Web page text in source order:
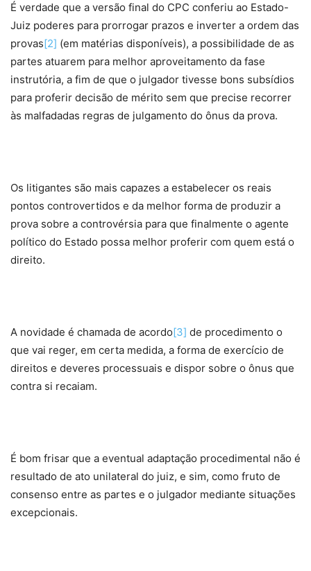
É verdade que a versão final do CPC conferiu ao Estado-
Juiz poderes para prorrogar prazos e inverter a ordem das
provas[2] (em matérias disponíveis), a possibilidade de as
partes atuarem para melhor aproveitamento da fase
instrutória, a fim de que o julgador tivesse bons subsídios
para proferir decisão de mérito sem que precise recorrer
às malfadadas regras de julgamento do ônus da prova.
Os litigantes são mais capazes a estabelecer os reais
pontos controvertidos e da melhor forma de produzir a
prova sobre a controvérsia para que finalmente o agente
político do Estado possa melhor proferir com quem está o
direito.
A novidade é chamada de acordo[3] de procedimento o
que vai reger, em certa medida, a forma de exercício de
direitos e deveres processuais e dispor sobre o ônus que
contra si recaiam.
É bom frisar que a eventual adaptação procedimental não é
resultado de ato unilateral do juiz, e sim, como fruto de
consenso entre as partes e o julgador mediante situações
excepcionais.